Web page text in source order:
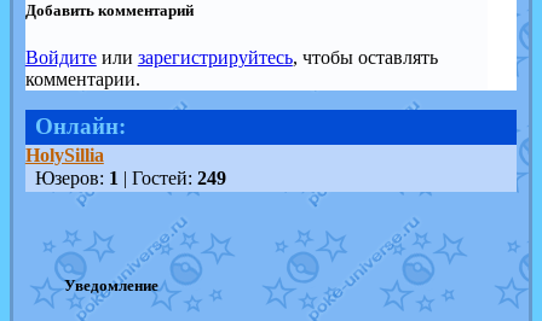
Добавить комментарий
Войдитеили зарегистрируйтесь, чтобы оставлять
комментарии.
Онлайн:
HolySillia
Юзеров: 1 | Гостей: 249
Уведомление